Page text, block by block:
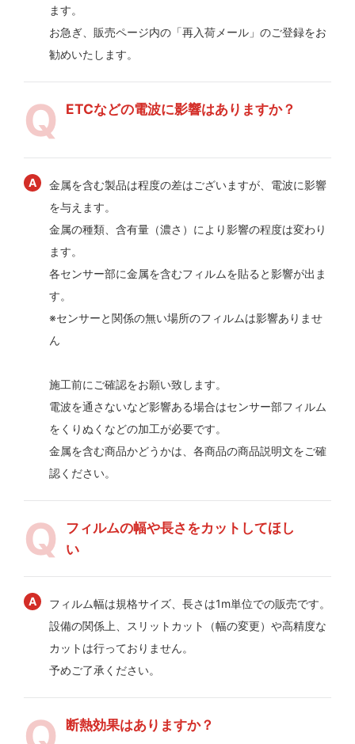
ます。
お急ぎ、販売ページ内の「再入荷メール」のご登録をお
勧めいたします。
ETCなどの電波に影響はありますか？
金属を含む製品は程度の差はございますが、電波に影響
を与えます。
金属の種類、含有量（濃さ）により影響の程度は変わり
ます。
各センサー部に金属を含むフィルムを貼ると影響が出ま
す。
※センサーと関係の無い場所のフィルムは影響ありませ
ん
施工前にご確認をお願い致します。
電波を通さないなど影響ある場合はセンサー部フィルム
をくりぬくなどの加工が必要です。
金属を含む商品かどうかは、各商品の商品説明文をご確
認ください。
フィルムの幅や長さをカットしてほし
い
フィルム幅は規格サイズ、長さは1m単位での販売です。
設備の関係上、スリットカット（幅の変更）や高精度な
カットは行っておりません。
予めご了承ください。
断熱効果はありますか？